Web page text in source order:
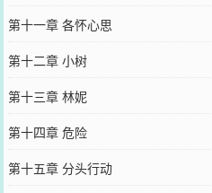
第十一章 各怀心思
第十二章 小树
第十三章 林妮
第十四章 危险
第十五章 分头行动